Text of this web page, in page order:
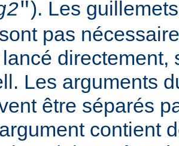
"). Les
pas
directement,
Les arguments
être séparés
contient